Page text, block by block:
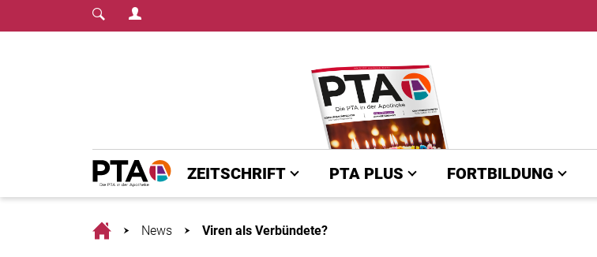
Login Menu
Home
ZEITSCHRIFT PTA PLUS FORTBILDUNG
HomeNews Viren als Verbündete?